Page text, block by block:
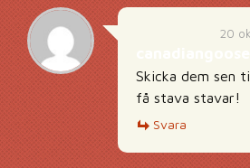
20
Skicka dem sen
få stava stavar!
Svara